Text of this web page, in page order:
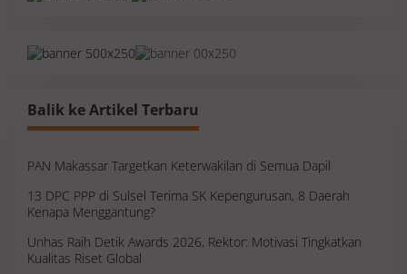
Balik ke Artikel Terbaru
PAN Makassar Targetkan Keterwakilan di Semua Dapil
13 DPC PPP di Sulsel Terima SK Kepengurusan, 8 Daerah
Kenapa Menggantung?
Unhas Raih Detik Awards 2026, Rektor: Motivasi Tingkatkan
Kualitas Riset Global